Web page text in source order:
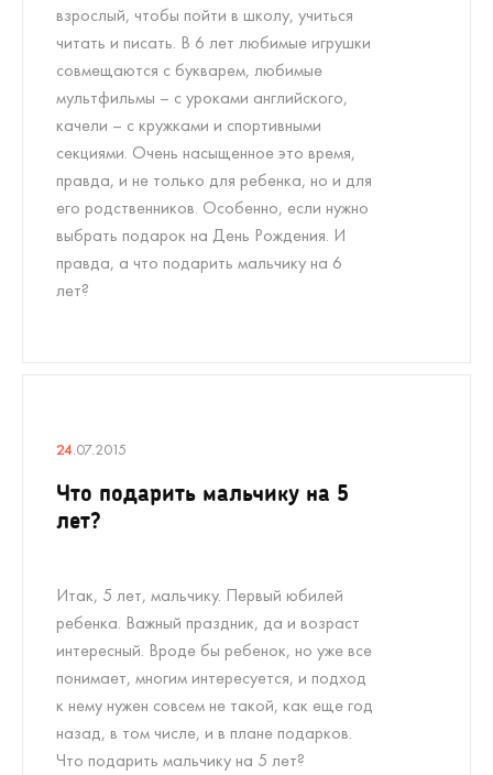
взрослый, чтобы пойти в школу, учиться
читать и писать. В 6 лет любимые игрушки
совмещаются с букварем, любимые
мультфильмы – с уроками английского,
качели – с кружками и спортивными
секциями. Очень насыщенное это время,
правда, и не только для ребенка, но и для
его родственников. Особенно, если нужно
выбрать подарок на День Рождения. И
правда, а что подарить мальчику на 6
лет?
24.07.2015
Что подарить мальчику на 5
лет?
Итак, 5 лет, мальчику. Первый юбилей
ребенка. Важный праздник, да и возраст
интересный. Вроде бы ребенок, но уже все
понимает, многим интересуется, и подход
к нему нужен совсем не такой, как еще год
назад, в том числе, и в плане подарков.
Что подарить мальчику на 5 лет?